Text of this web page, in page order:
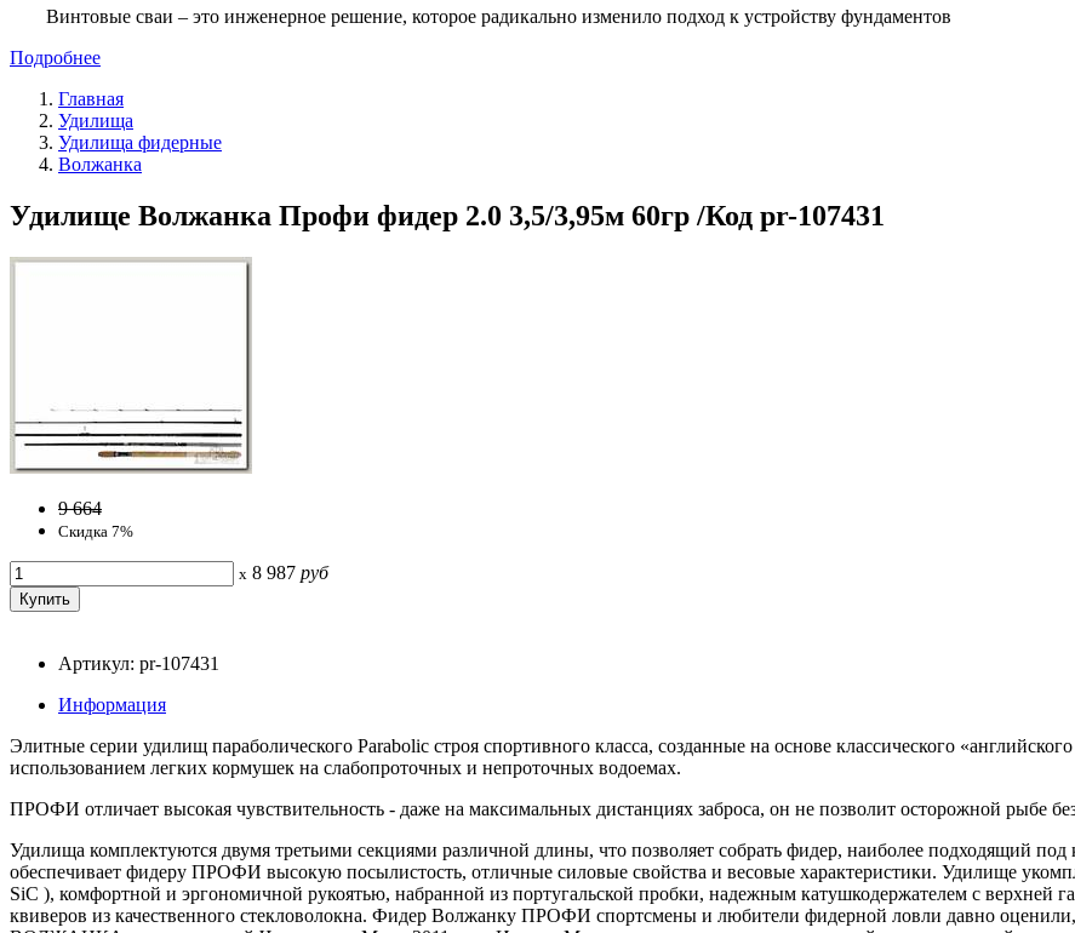
Винтовые сваи – это инженерное решение, которое радикально изменило подход к устройству фундаментов
Подробнее
Главная
Удилища
Удилища фидерные
Волжанка
Удилище Волжанка Профи фидер 2.0 3,5/3,95м 60гр /Код pr-107431
9 664
Скидка 7%
x 8 987 руб
Артикул: pr-107431
Информация
Элитные серии удилищ параболического Parabolic строя спортивного класса, созданные на основе классического
использованием легких кормушек на слабопроточных и непроточных водоемах.
ПРОФИ отличает высокая чувствительность - даже на максимальных дистанциях заброса, он не позволит осторожной рыбе
Удилища комплектуются двумя третьими секциями различной длины, что позволяет собрать фидер, наиболее подходящий
обеспечивает фидеру ПРОФИ высокую посылистость, отличные силовые свойства и весовые характеристики. Удилище
SiC ), комфортной и эргономичной рукоятью, набранной из португальской пробки, надежным катушкодержателем с верхней
квиверов из качественного стекловолокна. Фидер Волжанку ПРОФИ спортсмены и любители фидерной ловли давно